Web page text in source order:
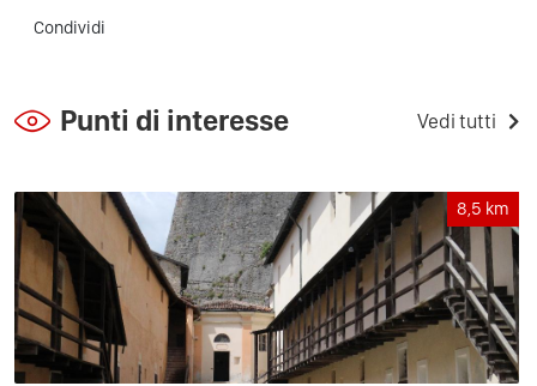
Condividi
Punti di interesse Vedi tutti
8,5 km